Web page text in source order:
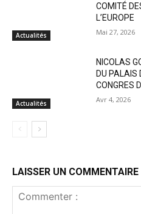
Actualités
COMITÉ
L’EUROPE
Mai 27, 2026
Actualités
NICOLAS
DU PALAIS
CONGRES
Avr 4, 2026
LAISSER UN COMMENTAIRE